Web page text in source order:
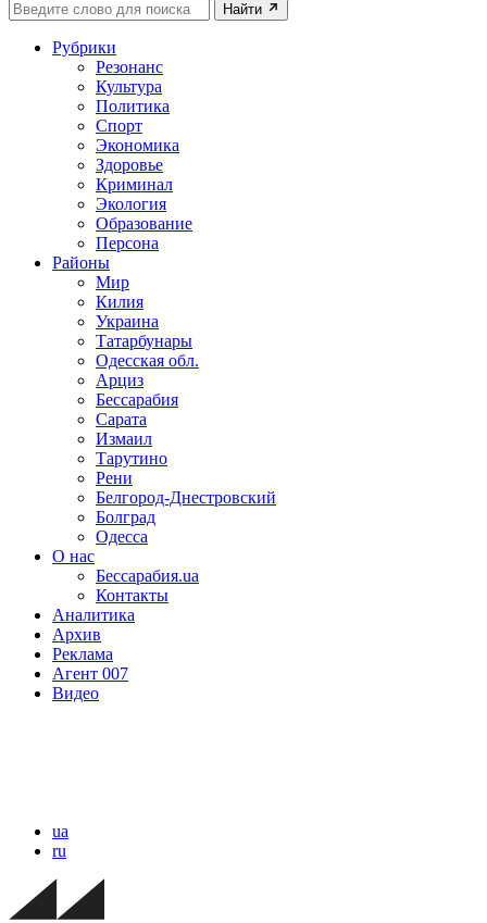
Найти
Рубрики
Резонанс
Культура
Политика
Спорт
Экономика
Здоровье
Криминал
Экология
Образование
Персона
Районы
Мир
Килия
Украина
Татарбунары
Одесская обл.
Арциз
Бессарабия
Сарата
Измаил
Тарутино
Рени
Белгород-Днестровский
Болград
Одесса
О нас
Бессарабия.ua
Контакты
Аналитика
Архив
Реклама
Агент 007
Видео
ua
ru